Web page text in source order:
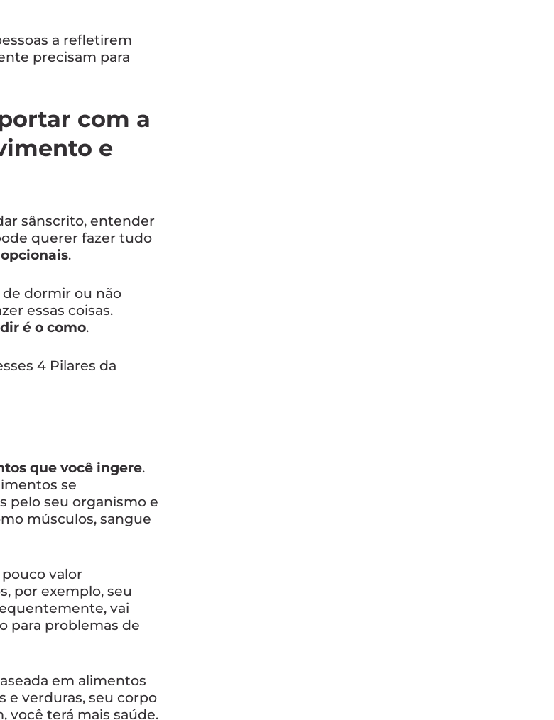
a refletirem
precisam para
com a
e
sânscrito, entender
querer fazer tudo
.
dormir ou não
essas coisas.
é o como.
4 Pilares da
que você ingere.
se
pelo seu organismo e
músculos, sangue
valor
por exemplo, seu
vai
para problemas de
em alimentos
e verduras, seu corpo
você terá mais saúde.